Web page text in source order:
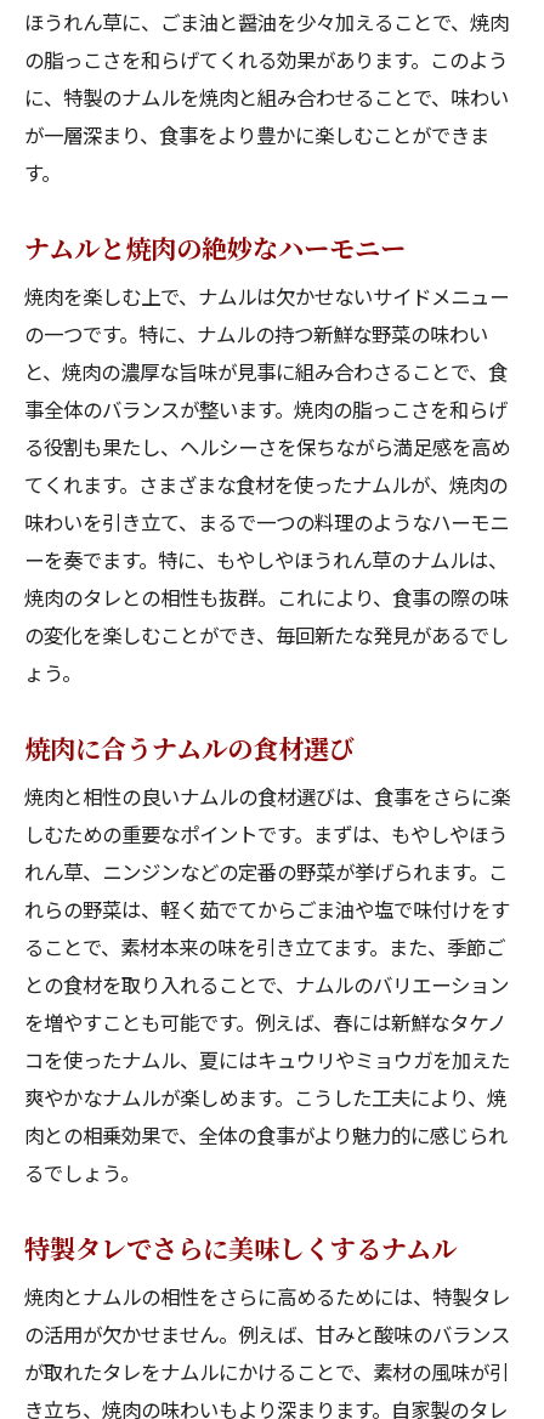
ほうれん草に、ごま油と醤油を少々加えることで、焼肉
の脂っこさを和らげてくれる効果があります。このよう
に、特製のナムルを焼肉と組み合わせることで、味わい
が一層深まり、食事をより豊かに楽しむことができま
す。
ナムルと焼肉の絶妙なハーモニー
焼肉を楽しむ上で、ナムルは欠かせないサイドメニュー
の一つです。特に、ナムルの持つ新鮮な野菜の味わい
と、焼肉の濃厚な旨味が見事に組み合わさることで、食
事全体のバランスが整います。焼肉の脂っこさを和らげ
る役割も果たし、ヘルシーさを保ちながら満足感を高め
てくれます。さまざまな食材を使ったナムルが、焼肉の
味わいを引き立て、まるで一つの料理のようなハーモニ
ーを奏でます。特に、もやしやほうれん草のナムルは、
焼肉のタレとの相性も抜群。これにより、食事の際の味
の変化を楽しむことができ、毎回新たな発見があるでし
ょう。
焼肉に合うナムルの食材選び
焼肉と相性の良いナムルの食材選びは、食事をさらに楽
しむための重要なポイントです。まずは、もやしやほう
れん草、ニンジンなどの定番の野菜が挙げられます。こ
れらの野菜は、軽く茹でてからごま油や塩で味付けをす
ることで、素材本来の味を引き立てます。また、季節ご
との食材を取り入れることで、ナムルのバリエーション
を増やすことも可能です。例えば、春には新鮮なタケノ
コを使ったナムル、夏にはキュウリやミョウガを加えた
爽やかなナムルが楽しめます。こうした工夫により、焼
肉との相乗効果で、全体の食事がより魅力的に感じられ
るでしょう。
特製タレでさらに美味しくするナムル
焼肉とナムルの相性をさらに高めるためには、特製タレ
の活用が欠かせません。例えば、甘みと酸味のバランス
が取れたタレをナムルにかけることで、素材の風味が引
き立ち、焼肉の味わいもより深まります。自家製のタレ